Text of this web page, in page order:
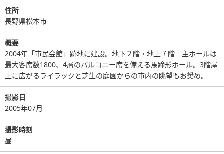
住所
長野県松本市
概要
2004年「市民会館」跡地に建設。地下２階・地上７階 主ホールは
最大客席数1800、4層のバルコニー席を備える馬蹄形ホール。3階屋
上に広がるライラックと芝生の庭園からの市内の眺望もお奨め。
撮影日
2005年07月
撮影時刻
昼